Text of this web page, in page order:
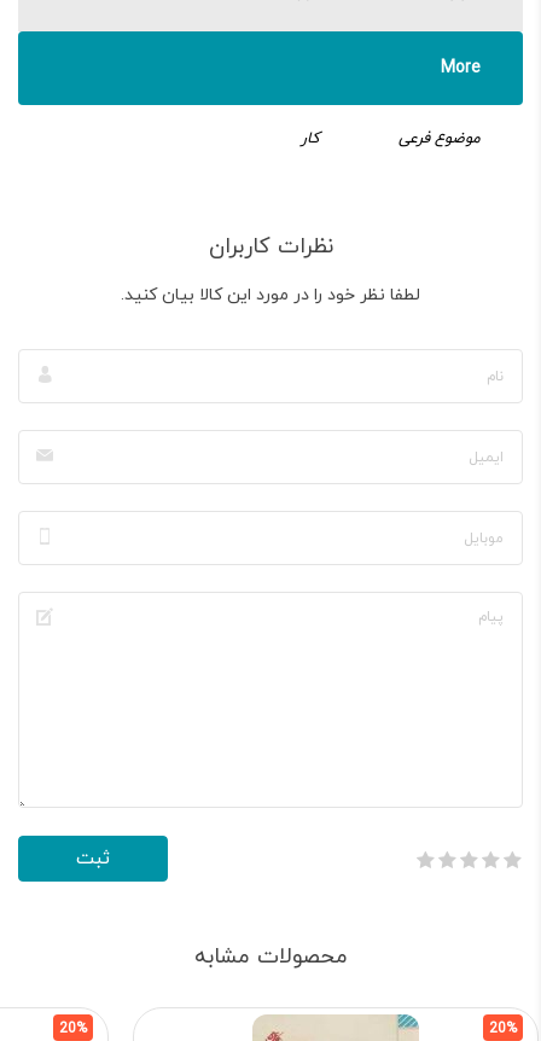
More
موضوع فرعی کار
نظرات کاربران
لطفا نظر خود را در مورد این کالا بیان کنید.
محصولات مشابه
20%
20%